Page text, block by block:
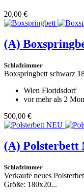
20,00 €
(A)
Schlafzimmer
Boxspringbett schwarz
Wien Floridsdorf
vor mehr als 2
500,00 €
(A) Polsterbett
Schlafzimmer
Verkaufe neues
Größe: 180x20...